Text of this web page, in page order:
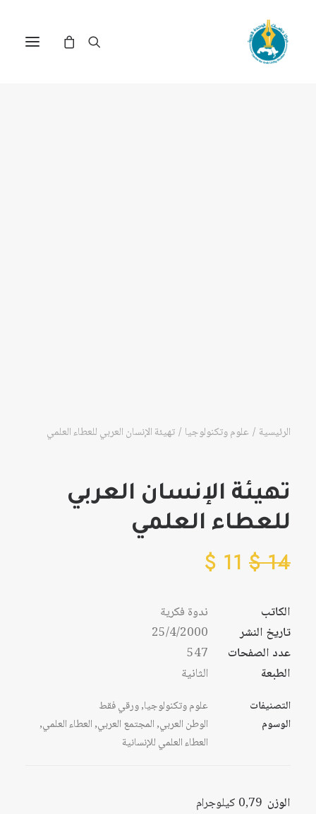
الرئيسية علوم وتكنولوجيا تهيئة الإنسان العربي للعطاء العلمي
تهيئة الإنسان العربي
للعطاء العلمي
14
$
11
$
الكاتب
ندوة فكرية
تاريخ النشر
25/4/2000
عدد الصفحات
547
الطبعة
الثانية
التصنيفات علوم وتكنولوجيا,ورقي فقط
الوسوم
الوطن العربي,المجتمع العربي,العطاء العلمي,
العطاء العلمي للإنسانية
الوزن 0,79 كيلوجرام